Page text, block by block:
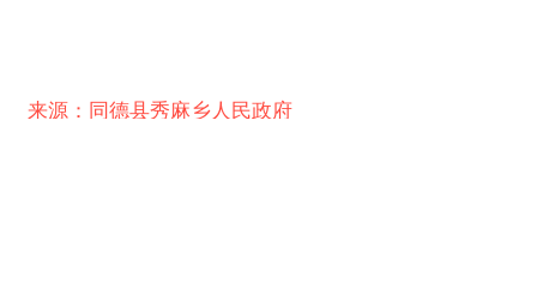
来源：同德县秀麻乡人民政府